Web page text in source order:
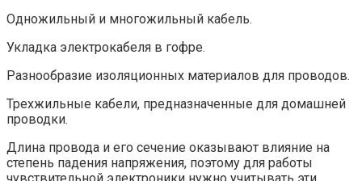
Одножильный и многожильный кабель.
Укладка электрокабеля в гофре.
Разнообразие изоляционных материалов для проводов.
Трехжильные кабели, предназначенные для домашней
проводки.
Длина провода и его сечение оказывают влияние на
степень падения напряжения, поэтому для работы